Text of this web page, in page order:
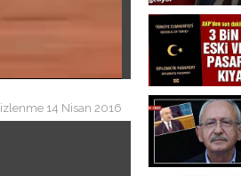
izlenme 14 Nisan 2016